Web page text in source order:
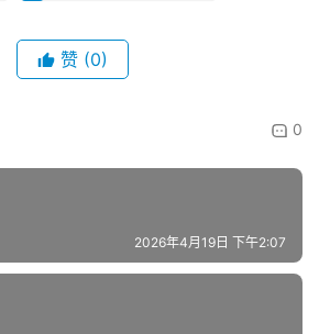
赞 (0)
0
2026年4月19日 下午2:07